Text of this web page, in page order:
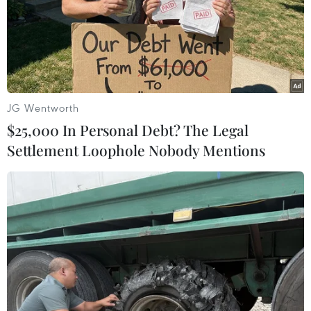
doanh nghiệp phải lên kế hoạch làm việc để đối
phó với việc thiếu điện. Tuy nhiên, khi chạy
máy phát điện công suất không đủ để cung ứng
cho sản xuất nên doanh nghiệp thất thu không
nhỏ.
Báo cáo của Tập đoàn điện lực Việt Nam (EVN)
cho thấy, do khô hạn kéo dài, mực nước về các
hồ thủy điện thấp hơn rất nhiều so với mọi năm.
Mặc dù đã huy động tối đa công suất các nhà
máy nhiệt điện, thậm chí mua điện với giá cao,
nhưng do nắng nóng gay gắt khiến việc cung
cấp điện hiện nay hết sức căng thẳng.
Theo ông Đậu Đức Khởi, Phó Tổng giám đốc
EVN, tuy nước đã về các hồ thủy điện, song chỉ
JG Wentworth
$25,000 In Personal Debt? The Legal
Settlement Loophole Nobody Mentions